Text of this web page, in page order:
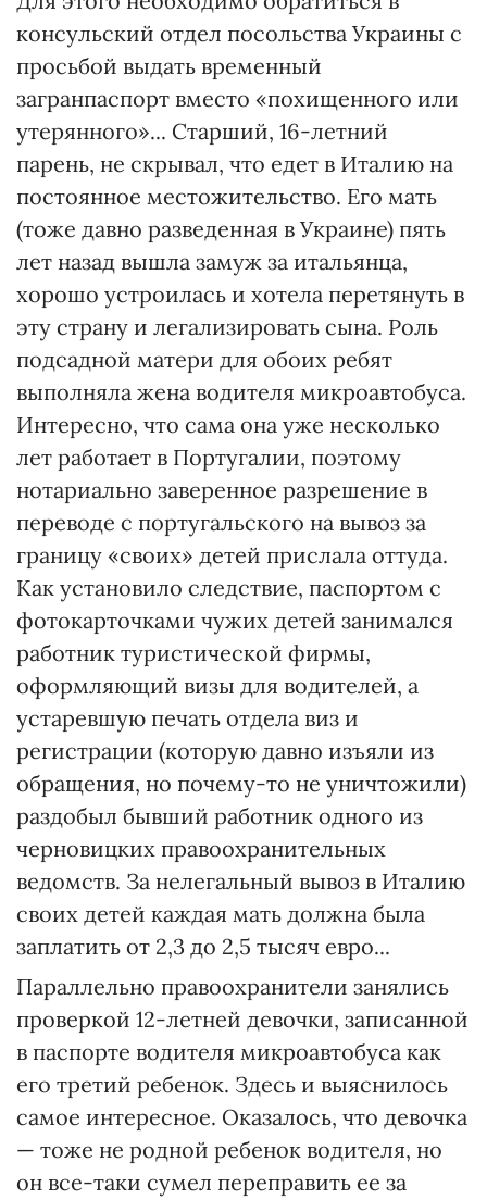
консульский отдел посольства Украины с
просьбой выдать временный
загранпаспорт вместо «похищенного или
утерянного»... Старший, 16-летний
парень, не скрывал, что едет в Италию на
постоянное местожительство. Его мать
(тоже давно разведенная в Украине) пять
лет назад вышла замуж за итальянца,
хорошо устроилась и хотела перетянуть в
эту страну и легализировать сына. Роль
подсадной матери для обоих ребят
выполняла жена водителя микроавтобуса.
Интересно, что сама она уже несколько
лет работает в Португалии, поэтому
нотариально заверенное разрешение в
переводе с португальского на вывоз за
границу «своих» детей прислала оттуда.
Как установило следствие, паспортом с
фотокарточками чужих детей занимался
работник туристической фирмы,
оформляющий визы для водителей, а
устаревшую печать отдела виз и
регистрации (которую давно изъяли из
обращения, но почему-то не уничтожили)
раздобыл бывший работник одного из
черновицких правоохранительных
ведомств. За нелегальный вывоз в Италию
своих детей каждая мать должна была
заплатить от 2,3 до 2,5 тысяч евро...
Параллельно правоохранители занялись
проверкой 12-летней девочки, записанной
в паспорте водителя микроавтобуса как
его третий ребенок. Здесь и выяснилось
самое интересное. Оказалось, что девочка
— тоже не родной ребенок водителя, но
он все-таки сумел переправить ее за